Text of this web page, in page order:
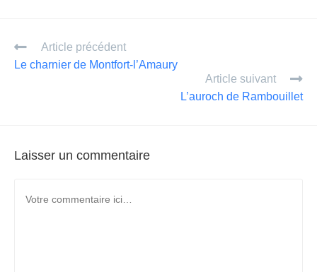
er
Article précédent
Le charnier de Montfort-l’Amaury
Article suivant
L’auroch de Rambouillet
Laisser un commentaire